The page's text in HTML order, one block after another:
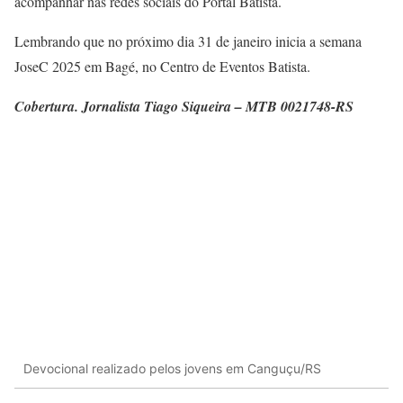
Lembrando que no próximo dia 31 de janeiro inicia a semana
JoseC 2025 em Bagé, no Centro de Eventos Batista.
Cobertura. Jornalista Tiago Siqueira – MTB 0021748-RS
Devocional realizado pelos jovens em Canguçu/RS